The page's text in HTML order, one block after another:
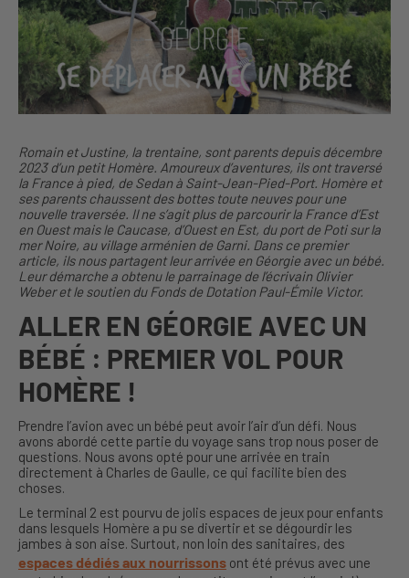
Romain et Justine, la trentaine, sont parents depuis décembre
2023 d’un petit Homère. Amoureux d’aventures, ils ont traversé
la France à pied, de Sedan à Saint-Jean-Pied-Port. Homère et
ses parents chaussent des bottes toute neuves pour une
nouvelle traversée. Il ne s’agit plus de parcourir la France d’Est
en Ouest mais le Caucase, d’Ouest en Est, du port de Poti sur la
mer Noire, au village arménien de Garni. Dans ce premier
article, ils nous partagent leur arrivée en Géorgie avec un bébé.
Leur démarche a obtenu le parrainage de l’écrivain Olivier
Weber et le soutien du Fonds de Dotation Paul-Émile Victor.
ALLER EN GÉORGIE AVEC UN
BÉBÉ : PREMIER VOL POUR
HOMÈRE !
Prendre l’avion avec un bébé peut avoir l’air d’un défi. Nous
avons abordé cette partie du voyage sans trop nous poser de
questions. Nous avons opté pour une arrivée en train
directement à Charles de Gaulle, ce qui facilite bien des
choses.
Le terminal 2 est pourvu de jolis espaces de jeux pour enfants
dans lesquels Homère a pu se divertir et se dégourdir les
jambes à son aise. Surtout, non loin des sanitaires, des
espaces dédiés aux nourrissons ont été prévus avec une